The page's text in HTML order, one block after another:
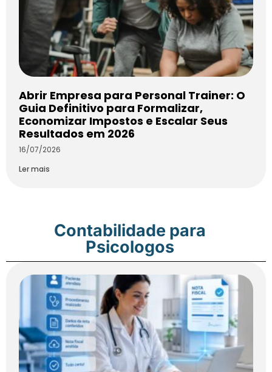
Abrir Empresa para Personal Trainer: O
Guia Definitivo para Formalizar,
Economizar Impostos e Escalar Seus
Resultados em 2026
16/07/2026
Ler mais
Contabilidade para
Psicologos